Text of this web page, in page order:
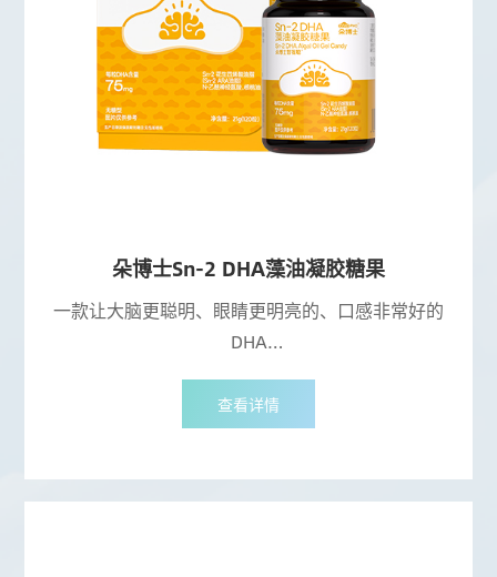
朵博士Sn-2 DHA藻油凝胶糖果
一款让大脑更聪明、眼睛更明亮的、口感非常好的
DHA
直通大脑、靶向吸收、吸收率是普通DHA的2倍
更接近母乳DHA的DHA
DHA+ARA+燕窝酸+核桃油
查看详情